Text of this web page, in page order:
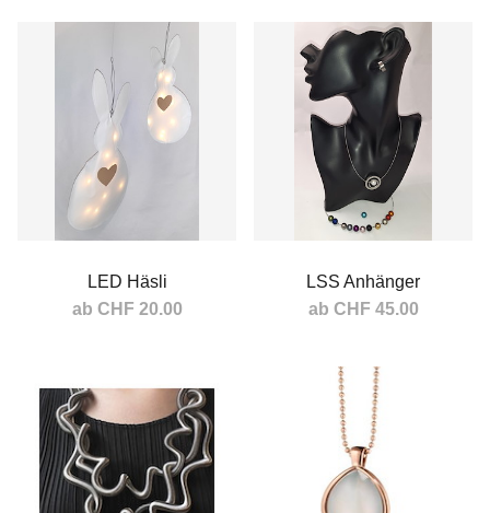
In den Warenkorb In den Warenkorb
LED Häsli
ab CHF 20.00
In den Warenkorb
LSS Anhänger
ab CHF 45.00
In den Warenkorb